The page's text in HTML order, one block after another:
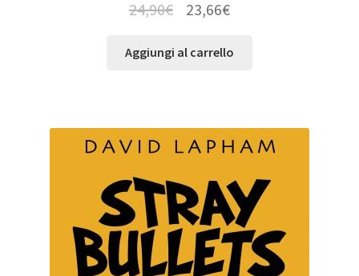
24,90€ 23,66€
Aggiungi al carrello